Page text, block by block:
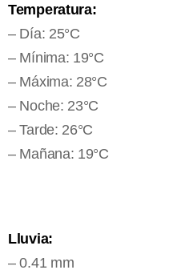
Temperatura:
– Día: 25°C
– Mínima: 19°C
– Máxima: 28°C
– Noche: 23°C
– Tarde: 26°C
– Mañana: 19°C
Lluvia:
– 0.41 mm